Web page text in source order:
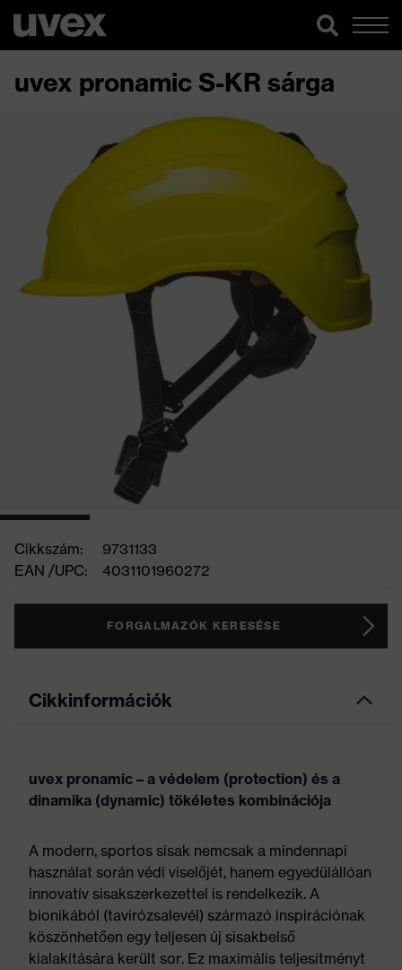
uvex pronamic S-KR sárga
Cikkszám:
9731133
EAN /UPC:
4031101960272
FORGALMAZÓK KERESÉSE
Cikkinformációk
uvex pronamic – a védelem (protection) és a
dinamika (dynamic) tökéletes kombinációja
A modern, sportos sisak nemcsak a mindennapi
használat során védi viselőjét, hanem egyedülállóan
innovatív sisakszerkezettel is rendelkezik. A
bionikából (tavirózsalevél) származó inspirációnak
köszönhetően egy teljesen új sisakbelső
kialakítására került sor. Ez maximális teljesítményt